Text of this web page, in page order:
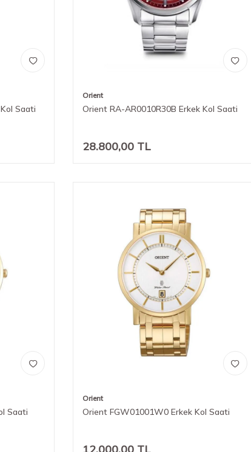
Saati
Orient
Orient RA-AR0010R30B Erkek Kol Saati
28.800,00 TL
Saati
Orient
Orient FGW01001W0 Erkek Kol Saati
12.000,00 TL